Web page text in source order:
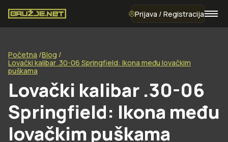
Prijava / Registracija
Početna Blog
Lovački kalibar .30-06 Springfield: Ikona među lovačkim
puškama
Lovački kalibar .30-06
Springfield: Ikona među
lovačkim puškama